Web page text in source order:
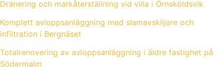
Dränering och markåterställning vid villa i Örnsköldsvik
Komplett avloppsanläggning med slamavskiljare och
infiltration i Bergnäset
Totalrenovering av avloppsanläggning i äldre fastighet på
Södermalm